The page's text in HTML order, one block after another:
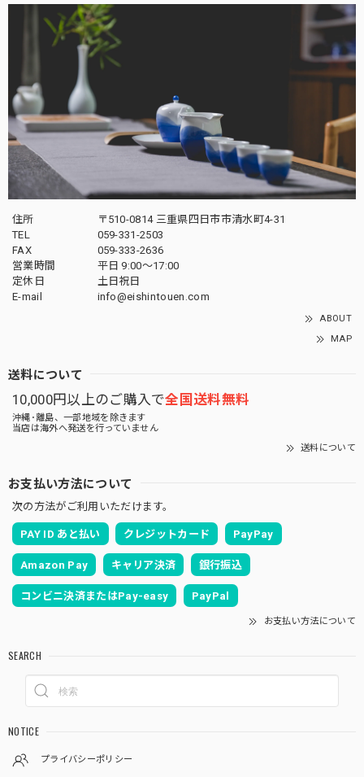
住所
〒510-0814 三重県四日市市清水町4-31
TEL
059-331-2503
FAX
059-333-2636
営業時間
平日 9:00～17:00
定休日
土日祝日
E-mail
info@eishintouen.com
ABOUT
MAP
送料について
10,000円以上のご購入で全国送料無料
沖縄･離島、一部地域を除きます
当店は海外へ発送を行っていません
送料について
お支払い方法について
次の方法がご利用いただけます。
PAY ID あと払い クレジットカード PayPay
Amazon Pay キャリア決済 銀行振込
コンビニ決済またはPay-easy PayPal
お支払い方法について
SEARCH
NOTICE
プライバシーポリシー